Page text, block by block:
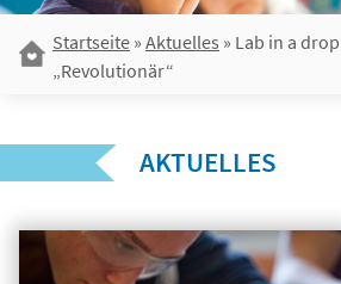
Startseite » Aktuelles » Lab in a
„Revolutionär“
AKTUELLES